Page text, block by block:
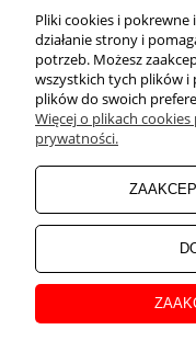
Pliki cookies i
działanie strony i
potrzeb. Możesz
wszystkich tych plików i
plików do swoich
Więcej o plikach
prywatności.